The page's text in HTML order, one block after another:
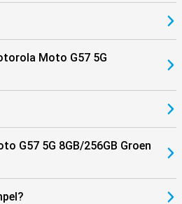
Moto G57 5G
G57 5G 8GB/256GB Groen